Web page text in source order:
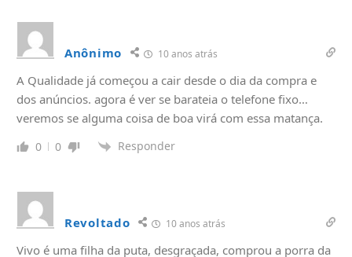
Anônimo 10 anos atrás
A Qualidade já começou a cair desde o dia da compra e
dos anúncios. agora é ver se barateia o telefone fixo…
veremos se alguma coisa de boa virá com essa matança.
0 0 Responder
Revoltado 10 anos atrás
Vivo é uma filha da puta, desgraçada, comprou a porra da